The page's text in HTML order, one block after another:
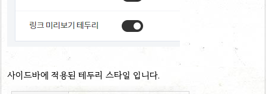
사이드바에 적용된 테두리 스타일 입니다.